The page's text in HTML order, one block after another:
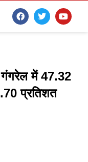
गंगरेल में 47.32
प्रतिशत